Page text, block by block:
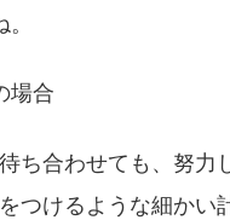
場合
ち合わせても、努力
つけるような細かい